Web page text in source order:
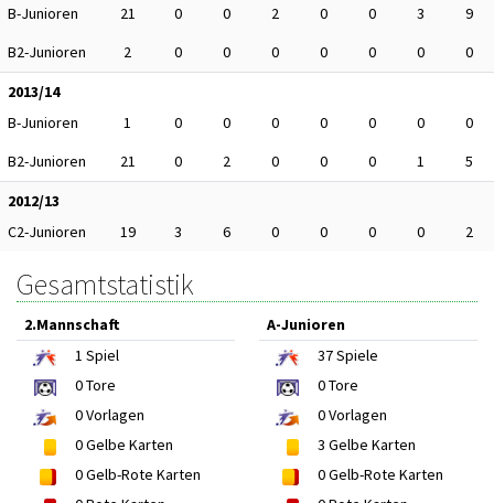
B-Junioren
21 0 0 2 0 0 3
9
B2-Junioren
2 0 0 0 0 0 0
0
2013/14
B-Junioren
1 0 0 0 0 0 0
0
B2-Junioren
21 0 2 0 0 0 1
5
2012/13
C2-Junioren
19 3 6 0 0 0 0 2
Gesamtstatistik
2.Mannschaft
1 Spiel
0Tore
0Vorlagen
0Gelbe Karten
0Gelb-Rote Karten
A-Junioren
37Spiele
0Tore
0Vorlagen
3 Gelbe Karten
0Gelb-Rote Karten